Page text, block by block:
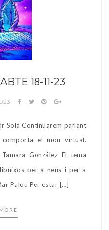
18-11-23
Solà Continuarem parlant
el món virtual.
González El tema
per a nens i per a
Palou Per estar […]